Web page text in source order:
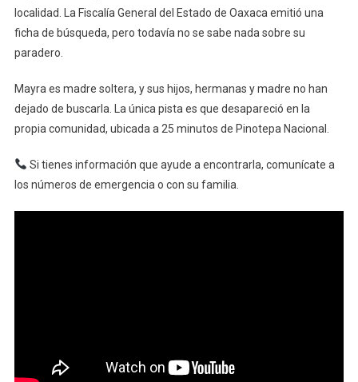
localidad. La Fiscalía General del Estado de Oaxaca emitió una
ficha de búsqueda, pero todavía no se sabe nada sobre su
paradero.
Mayra es madre soltera, y sus hijos, hermanas y madre no han
dejado de buscarla. La única pista es que desapareció en la
propia comunidad, ubicada a 25 minutos de Pinotepa Nacional.
Si tienes información que ayude a encontrarla, comunícate a
los números de emergencia o con su familia.